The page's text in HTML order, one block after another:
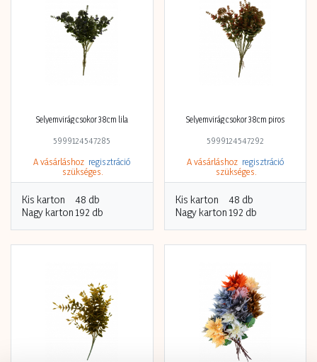
Selyemvirág csokor 38cm lila
5999124547285
A vásárláshoz regisztráció
szükséges.
Kis karton
48 db
Nagy karton 192 db
Selyemvirág csokor 38cm piros
5999124547292
A vásárláshoz regisztráció
szükséges.
Kis karton
48 db
Nagy karton 192 db